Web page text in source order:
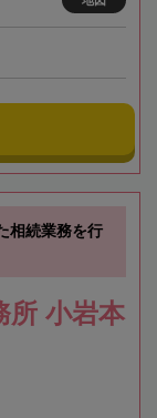
相続業務を行
所 小岩本